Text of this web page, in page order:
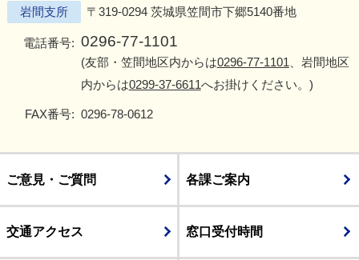
岩間支所 〒319-0294 茨城県笠間市下郷5140番地
電話番号: 0296-77-1101
(友部・笠間地区内からは0296-77-1101 、岩間地区
内からは0299-37-6611へお掛けください。)
FAX番号: 0296-78-0612
ご意見・ご質問 各課ご案内
交通アクセス 窓口受付時間